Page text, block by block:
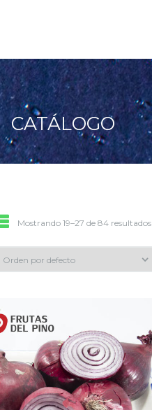
CATÁLOGO
Mostrando 19–27 de 84 resultados